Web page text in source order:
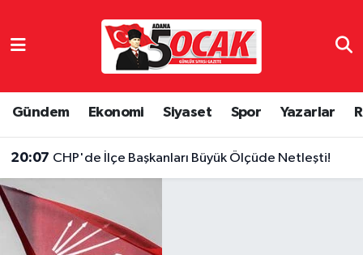
Gündem Ekonomi Siyaset Spor Yazarlar
20:07 CHP'de İlçe Başkanları Büyük Ölçüde Netleşti!
Eğitim
Hava Durumu
Son Dakika Haberleri